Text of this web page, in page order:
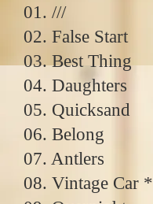
01. ///
02. False Start
03. Best Thing
04. Daughters
05. Quicksand
06. Belong
07. Antlers
08. Vintage Car *